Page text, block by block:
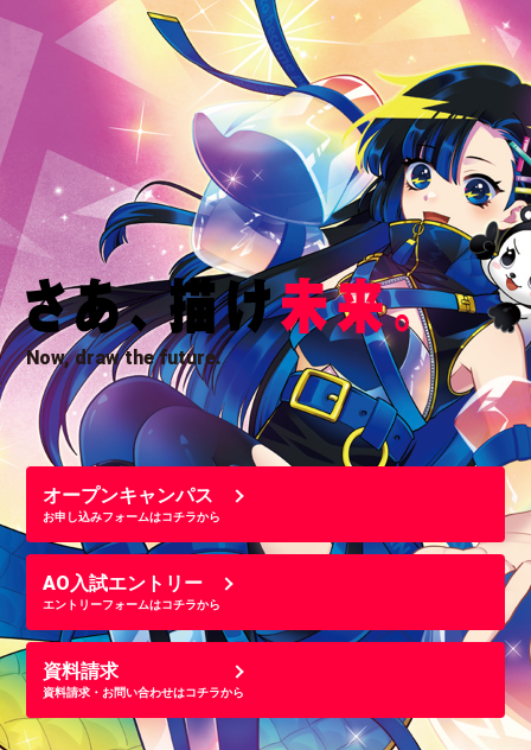
Now, draw the future.
オープンキャンパス
お申し込みフォームはコチラから
AO入試エントリー
エントリーフォームはコチラから
資料請求
資料請求・お問い合わせはコチラから